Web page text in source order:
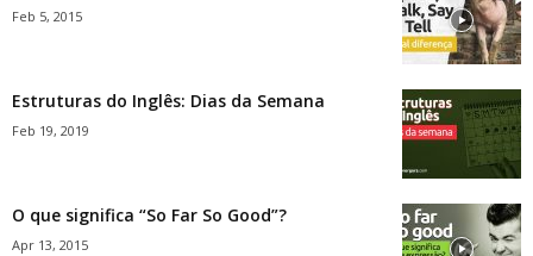
Feb 5, 2015
Estruturas do Inglês: Dias da Semana
Feb 19, 2019
O que significa “So Far So Good”?
Apr 13, 2015